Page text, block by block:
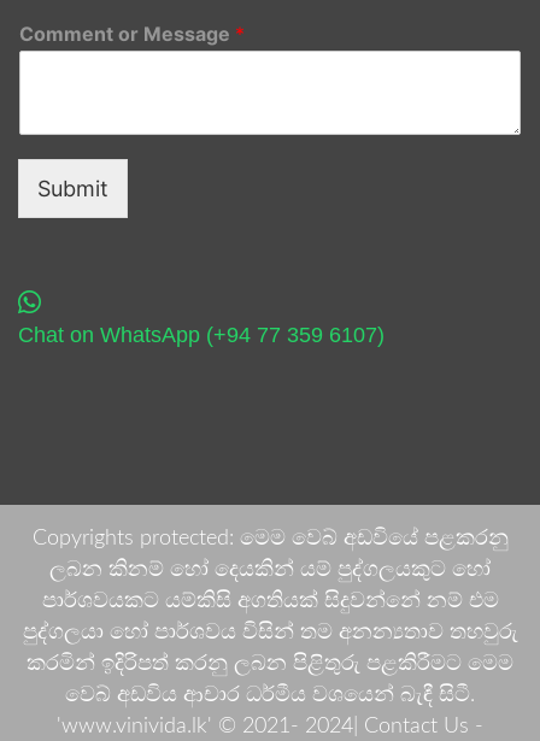
Comment or Message *
Submit
Chat on WhatsApp (+94 77 359 6107)
Copyrights protected: මෙම වෙබ් අඩවියේ පළකරනු
ලබන කිනම් හෝ දෙයකින් යම් පුද්ගලයකුට හෝ
පාර්ශවයකට යම්කිසි අගතියක් සිදුවන්නේ නම් එම
පුද්ගලයා හෝ පාර්ශවය විසින් තම අනන්‍යතාව තහවුරු
කරමින් ඉදිරිපත් කරනු ලබන පිළිතුරු පළකිරීමට මෙම
වෙබ් අඩවිය ආචාර ධර්මීය වශයෙන් බැඳී සිටී.
'www.vinivida.lk' © 2021- 2024| Contact Us -